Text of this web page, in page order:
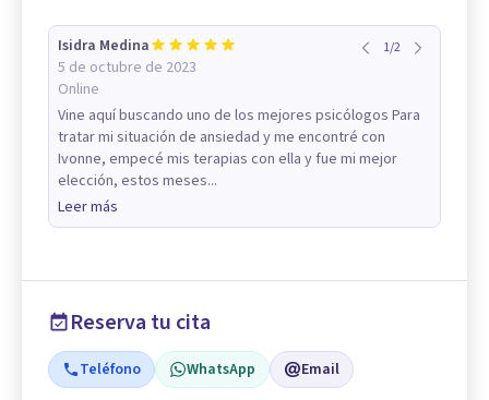
Isidra Medina
5 de octubre de 2023
Online
1/2
Vine aquí buscando uno de los mejores psicólogos Para
tratar mi situación de ansiedad y me encontré con
Ivonne, empecé mis terapias con ella y fue mi mejor
elección, estos meses...
Leer más
Reserva tu cita
Teléfono WhatsApp Email